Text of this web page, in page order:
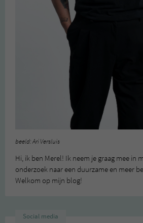
beeld: Ari Versluis
Hi, ik ben Merel! Ik neem je graag mee in
onderzoek naar een duurzame en meer
Welkom op mijn blog!
Social media